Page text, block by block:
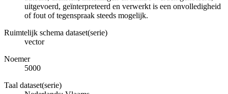
uitgevoerd, geïnterpreteerd en verwerkt is een onvolledigheid
of fout of tegenspraak steeds mogelijk.
Ruimtelijk schema dataset(serie)
vector
Noemer
5000
Taal dataset(serie)